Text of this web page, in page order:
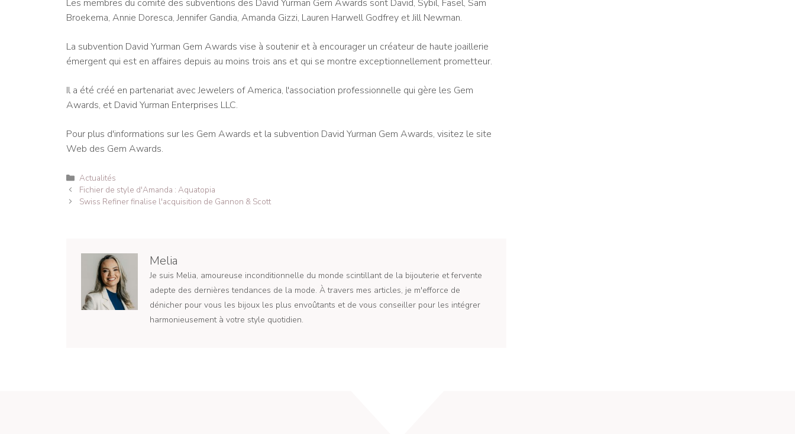
Les membres du comité des subventions des David Yurman Gem Awards sont David, Sybil, Fasel, Sam
Broekema, Annie Doresca, Jennifer Gandia, Amanda Gizzi, Lauren Harwell Godfrey et Jill Newman.
La subvention David Yurman Gem Awards vise à soutenir et à encourager un créateur de haute joaillerie
émergent qui est en affaires depuis au moins trois ans et qui se montre exceptionnellement prometteur.
Il a été créé en partenariat avec Jewelers of America, l'association professionnelle qui gère les Gem
Awards, et David Yurman Enterprises LLC.
Pour plus d'informations sur les Gem Awards et la subvention David Yurman Gem Awards, visitez le site
Web des Gem Awards.
Catégories
Actualités
Navigation
des
Fichier de style d'Amanda : Aquatopia
Swiss Refiner finalise l'acquisition de Gannon & Scott
Melia
Je suis Melia, amoureuse inconditionnelle du monde scintillant de la bijouterie et fervente
adepte des dernières tendances de la mode. À travers mes articles, je m'efforce de
dénicher pour vous les bijoux les plus envoûtants et de vous conseiller pour les intégrer
harmonieusement à votre style quotidien.